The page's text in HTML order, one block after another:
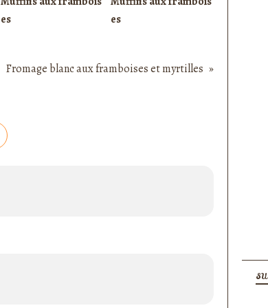
es
es
Fromage blanc aux framboises et myrtilles